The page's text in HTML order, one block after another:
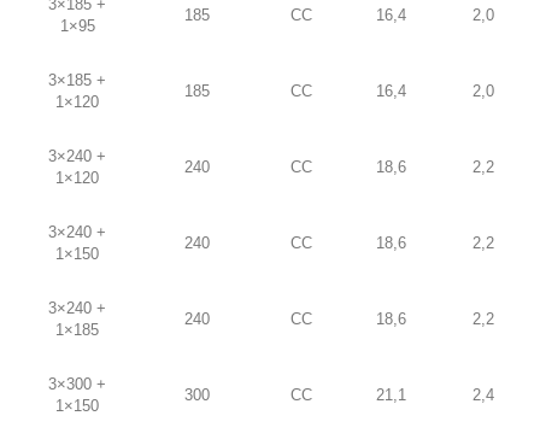
3×185 +
1×95
185 CC 16,4 2,0
3×185 +
1×120
185 CC 16,4 2,0
3×240 +
1×120
240 CC 18,6 2,2
3×240 +
1×150
240 CC 18,6 2,2
3×240 +
1×185
240 CC 18,6 2,2
3×300 +
1×150
300 CC 21,1 2,4